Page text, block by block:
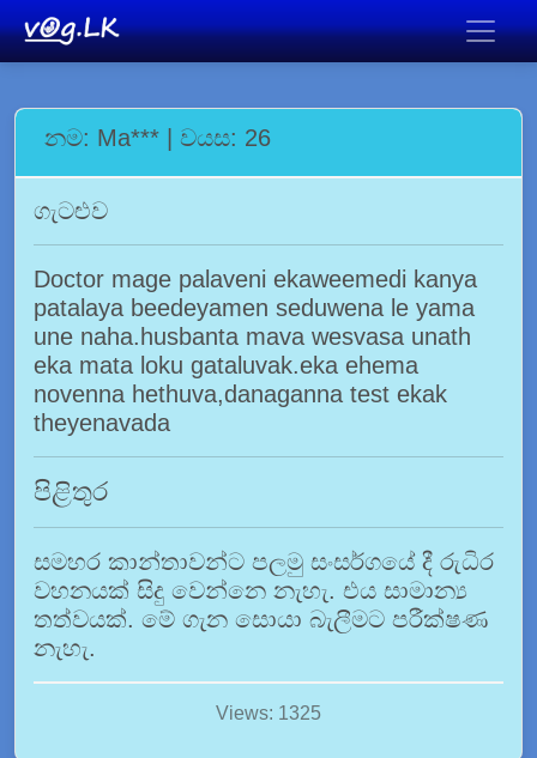
නම: Ma*** | වයස: 26
ගැටළුව
Doctor mage palaveni ekaweemedi kanya
patalaya beedeyamen seduwena le yama
une naha.husbanta mava wesvasa unath
eka mata loku gataluvak.eka ehema
novenna hethuva,danaganna test ekak
theyenavada
පිළිතුර
සමහර කාන්තාවන්ට පලමු සංසර්ගයේ දී රුධිර
වහනයක් සිදු වෙන්නෙ නැහැ. එය සාමාන්‍ය
තත්වයක්. මේ ගැන සොයා බැලීමට පරීක්ෂණ
නැහැ.
Views: 1325